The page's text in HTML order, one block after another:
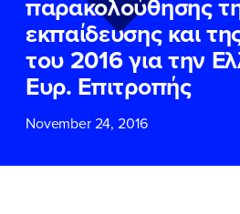
εκπαίδευσης και
του 2016 για την
Ευρ. Επιτροπής
November 24, 2016
ΕΠΙΘΕΤΟ*
ΤΗΛΕΦΩΝΟ*
EMAIL
ΕΠΙΘΕΤΟ*
ΤΗΛΕΦΩΝΟ
EMAIL